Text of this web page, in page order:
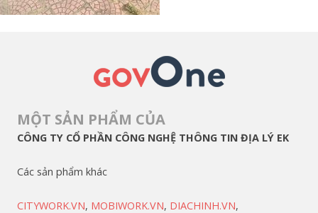
MỘT SẢN PHẨM CỦA
CÔNG TY CỔ PHẦN CÔNG NGHỆ THÔNG TIN ĐỊA LÝ EK
Các sản phẩm khác
CITYWORK.VN, MOBIWORK.VN, DIACHINH.VN,